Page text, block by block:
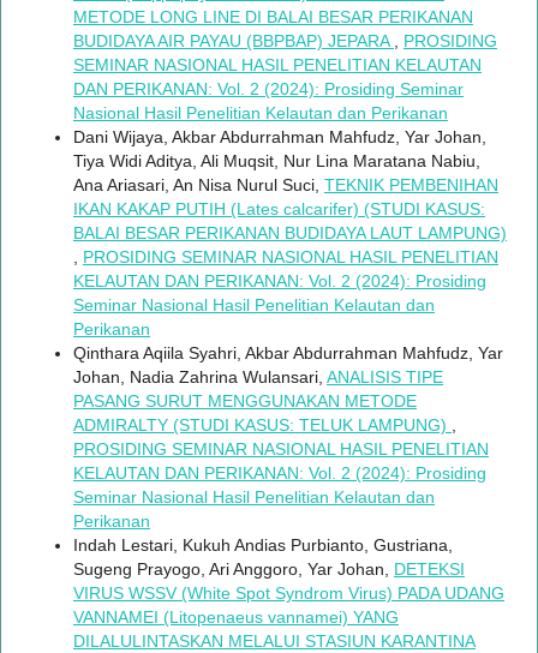
METODE LONG LINE DI BALAI BESAR PERIKANAN
BUDIDAYA AIR PAYAU (BBPBAP) JEPARA
PROSIDING
SEMINAR NASIONAL HASIL PENELITIAN KELAUTAN
DAN PERIKANAN: Vol. 2 (2024): Prosiding Seminar
Nasional Hasil Penelitian Kelautan dan Perikanan
Dani Wijaya, Akbar Abdurrahman Mahfudz, Yar Johan,
Tiya Widi Aditya, Ali Muqsit, Nur Lina Maratana Nabiu,
Ana Ariasari, An Nisa Nurul Suci, TEKNIK PEMBENIHAN
IKAN KAKAP PUTIH (Lates calcarifer) (STUDI KASUS:
BALAI BESAR PERIKANAN BUDIDAYA LAUT LAMPUNG)
PROSIDING SEMINAR NASIONAL HASIL PENELITIAN
KELAUTAN DAN PERIKANAN: Vol. 2 (2024): Prosiding
Seminar Nasional Hasil Penelitian Kelautan dan
Perikanan
Qinthara Aqiila Syahri, Akbar Abdurrahman Mahfudz, Yar
Johan, Nadia Zahrina Wulansari, ANALISIS TIPE
PASANG SURUT MENGGUNAKAN METODE
ADMIRALTY (STUDI KASUS: TELUK LAMPUNG)
PROSIDING SEMINAR NASIONAL HASIL PENELITIAN
KELAUTAN DAN PERIKANAN: Vol. 2 (2024): Prosiding
Seminar Nasional Hasil Penelitian Kelautan dan
Perikanan
Indah Lestari, Kukuh Andias Purbianto, Gustriana,
Sugeng Prayogo, Ari Anggoro, Yar Johan, DETEKSI
VIRUS WSSV (White Spot Syndrom Virus) PADA UDANG
VANNAMEI (Litopenaeus vannamei) YANG
DILALULINTASKAN MELALUI STASIUN KARANTINA